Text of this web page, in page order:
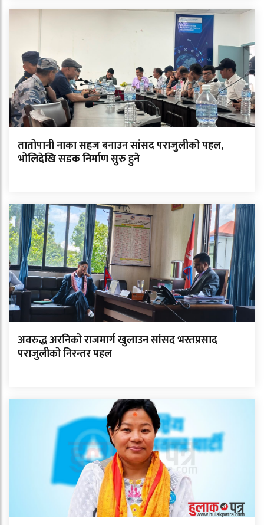
तातोपानी नाका सहज बनाउन सांसद पराजुलीको पहल,
भोलिदेखि सडक निर्माण सुरु हुने
अवरुद्ध अरनिको राजमार्ग खुलाउन सांसद भरतप्रसाद
पराजुलीको निरन्तर पहल